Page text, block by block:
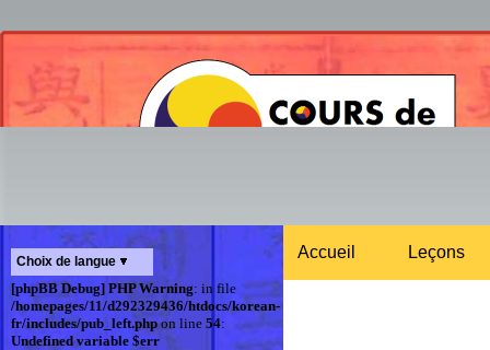
Choix de langue
[phpBB Debug] PHP Warning: in file
/homepages/11/d292329436/htdocs/korean-
fr/includes/pub_left.phpon line 54:
Undefined variable $err
Accueil Leçons